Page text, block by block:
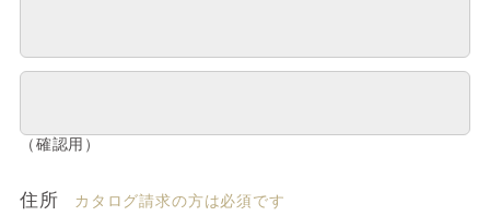
（確認用）
住所 カタログ請求の方は必須です